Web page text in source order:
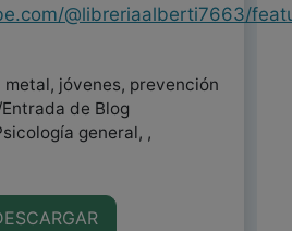
@libreriaalberti7663/
jóvenes, prevención
de Blog
general, ,